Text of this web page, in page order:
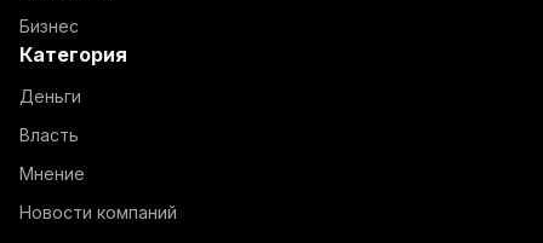
Бизнес
Категория
Деньги
Власть
Мнение
Новости компаний